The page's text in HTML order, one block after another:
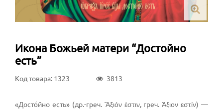
Икона Божьей матери “Достойно
есть”
Код товара: 1323 3813
«Досто́йно есть» (др.-греч. Ἄξιόν ἐστιν, греч. Άξιον εστίν) —